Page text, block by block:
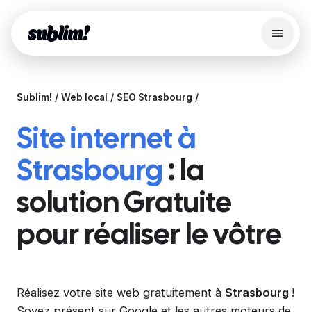
Menu
Site web
Fonctionnalités
Server Edition
Outils Gratuits
Blog
Sublim! Web local SEO Strasbourg
Site internet à
Strasbourg: la
solution Gratuite
pour réaliser le vôtre
Réalisez votre site web gratuitement à Strasbourg !